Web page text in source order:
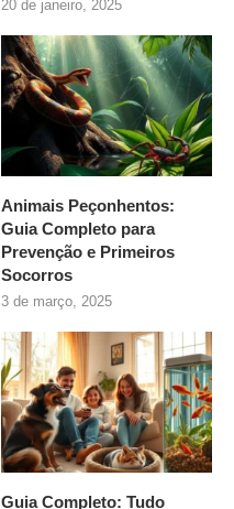
20 de janeiro, 2025
Animais Peçonhentos:
Guia Completo para
Prevenção e Primeiros
Socorros
3 de março, 2025
Guia Completo: Tudo